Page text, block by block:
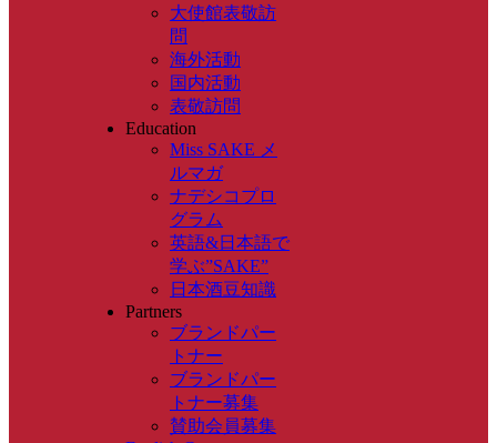
大使館表敬訪
問
海外活動
国内活動
表敬訪問
Education
Miss SAKE メ
ルマガ
ナデシコプロ
グラム
英語&日本語で
学ぶ”SAKE”
日本酒豆知識
Partners
ブランドパー
トナー
ブランドパー
トナー募集
賛助会員募集